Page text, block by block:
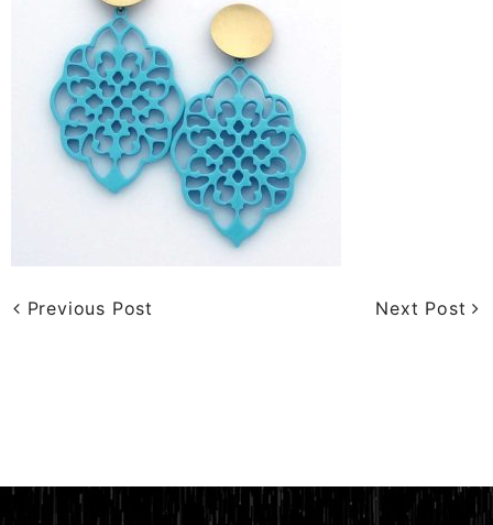
Previous Post Next Post